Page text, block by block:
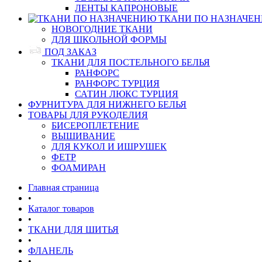
ЛЕНТЫ КАПРОНОВЫЕ
ТКАНИ ПО
НОВОГОДНИЕ ТКАНИ
ДЛЯ ШКОЛЬНОЙ ФОРМЫ
ПОД ЗАКАЗ
ТКАНИ ДЛЯ ПОСТЕЛЬНОГО БЕЛЬЯ
РАНФОРС
РАНФОРС ТУРЦИЯ
САТИН ЛЮКС ТУРЦИЯ
ФУРНИТУРА ДЛЯ НИЖНЕГО БЕЛЬЯ
ТОВАРЫ ДЛЯ РУКОДЕЛИЯ
БИСЕРОПЛЕТЕНИЕ
ВЫШИВАНИЕ
ДЛЯ КУКОЛ И ИШРУШЕК
ФЕТР
ФОАМИРАН
Главная страница
•
Каталог товаров
•
ТКАНИ ДЛЯ ШИТЬЯ
•
ФЛАНЕЛЬ